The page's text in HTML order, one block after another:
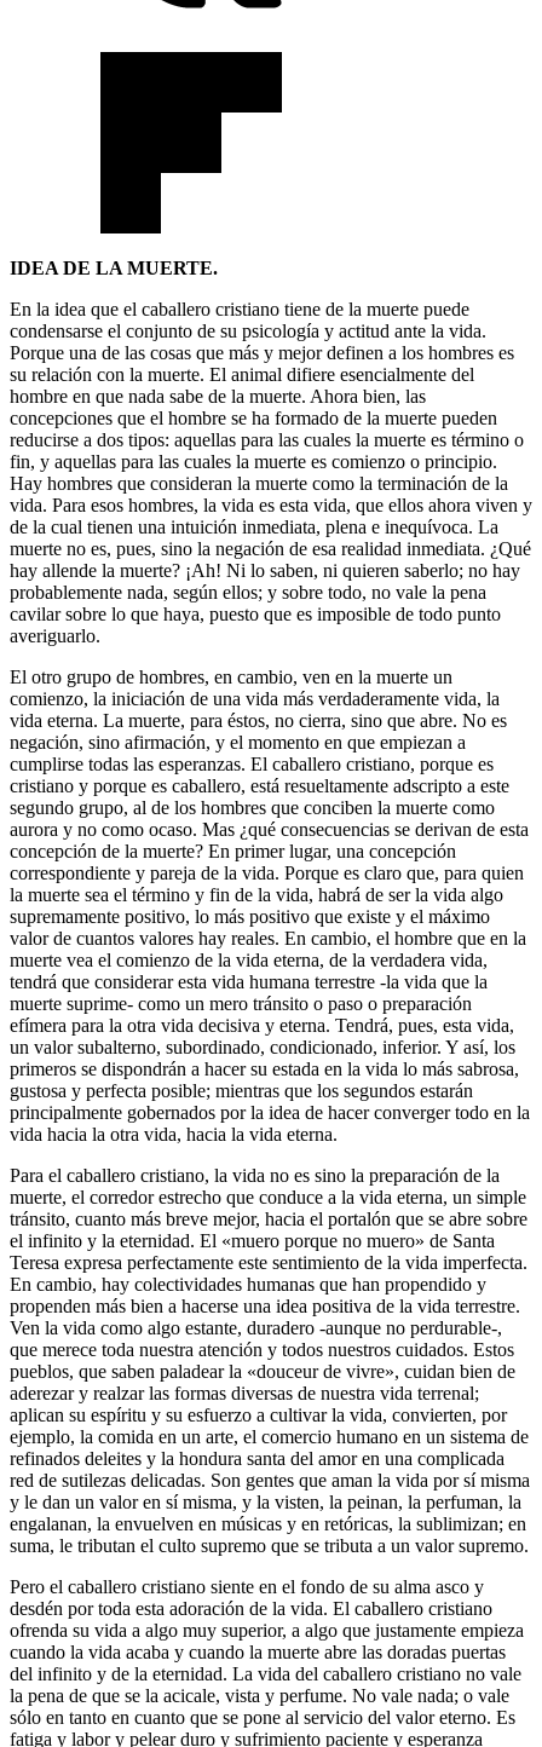
IDEA DE LA MUERTE.
En la idea que el caballero cristiano tiene de la muerte puede
condensarse el conjunto de su psicología y actitud ante la vida.
Porque una de las cosas que más y mejor definen a los hombres es
su relación con la muerte. El animal difiere esencialmente del
hombre en que nada sabe de la muerte. Ahora bien, las
concepciones que el hombre se ha formado de la muerte pueden
reducirse a dos tipos: aquellas para las cuales la muerte es término o
fin, y aquellas para las cuales la muerte es comienzo o principio.
Hay hombres que consideran la muerte como la terminación de la
vida. Para esos hombres, la vida es esta vida, que ellos ahora viven y
de la cual tienen una intuición inmediata, plena e inequívoca. La
muerte no es, pues, sino la negación de esa realidad inmediata. ¿Qué
hay allende la muerte? ¡Ah! Ni lo saben, ni quieren saberlo; no hay
probablemente nada, según ellos; y sobre todo, no vale la pena
cavilar sobre lo que haya, puesto que es imposible de todo punto
averiguarlo.
El otro grupo de hombres, en cambio, ven en la muerte un
comienzo, la iniciación de una vida más verdaderamente vida, la
vida eterna. La muerte, para éstos, no cierra, sino que abre. No es
negación, sino afirmación, y el momento en que empiezan a
cumplirse todas las esperanzas. El caballero cristiano, porque es
cristiano y porque es caballero, está resueltamente adscripto a este
segundo grupo, al de los hombres que conciben la muerte como
aurora y no como ocaso. Mas ¿qué consecuencias se derivan de esta
concepción de la muerte? En primer lugar, una concepción
correspondiente y pareja de la vida. Porque es claro que, para quien
la muerte sea el término y fin de la vida, habrá de ser la vida algo
supremamente positivo, lo más positivo que existe y el máximo
valor de cuantos valores hay reales. En cambio, el hombre que en la
muerte vea el comienzo de la vida eterna, de la verdadera vida,
tendrá que considerar esta vida humana terrestre -la vida que la
muerte suprime- como un mero tránsito o paso o preparación
efímera para la otra vida decisiva y eterna. Tendrá, pues, esta vida,
un valor subalterno, subordinado, condicionado, inferior. Y así, los
primeros se dispondrán a hacer su estada en la vida lo más sabrosa,
gustosa y perfecta posible; mientras que los segundos estarán
principalmente gobernados por la idea de hacer converger todo en la
vida hacia la otra vida, hacia la vida eterna.
Para el caballero cristiano, la vida no es sino la preparación de la
muerte, el corredor estrecho que conduce a la vida eterna, un simple
tránsito, cuanto más breve mejor, hacia el portalón que se abre sobre
el infinito y la eternidad. El «muero porque no muero» de Santa
Teresa expresa perfectamente este sentimiento de la vida imperfecta.
En cambio, hay colectividades humanas que han propendido y
propenden más bien a hacerse una idea positiva de la vida terrestre.
Ven la vida como algo estante, duradero -aunque no perdurable-,
que merece toda nuestra atención y todos nuestros cuidados. Estos
pueblos, que saben paladear la «douceur de vivre», cuidan bien de
aderezar y realzar las formas diversas de nuestra vida terrenal;
aplican su espíritu y su esfuerzo a cultivar la vida, convierten, por
ejemplo, la comida en un arte, el comercio humano en un sistema de
refinados deleites y la hondura santa del amor en una complicada
red de sutilezas delicadas. Son gentes que aman la vida por sí misma
y le dan un valor en sí misma, y la visten, la peinan, la perfuman, la
engalanan, la envuelven en músicas y en retóricas, la sublimizan; en
suma, le tributan el culto supremo que se tributa a un valor supremo.
Pero el caballero cristiano siente en el fondo de su alma asco y
desdén por toda esta adoración de la vida. El caballero cristiano
ofrenda su vida a algo muy superior, a algo que justamente empieza
cuando la vida acaba y cuando la muerte abre las doradas puertas
del infinito y de la eternidad. La vida del caballero cristiano no vale
la pena de que se la acicale, vista y perfume. No vale nada; o vale
sólo en tanto en cuanto que se pone al servicio del valor eterno. Es
fatiga y labor y pelear duro y sufrimiento paciente y esperanza